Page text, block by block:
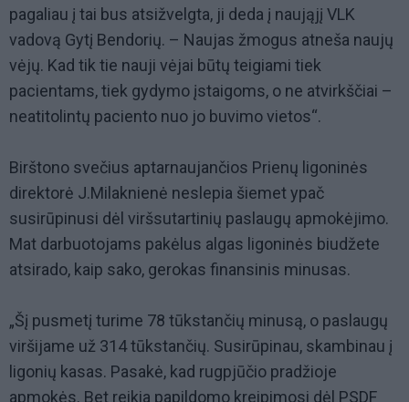
pagaliau į tai bus atsižvelgta, ji deda į naująjį VLK
vadovą Gytį Bendorių. – Naujas žmogus atneša naujų
vėjų. Kad tik tie nauji vėjai būtų teigiami tiek
pacientams, tiek gydymo įstaigoms, o ne atvirkščiai –
neatitolintų paciento nuo jo buvimo vietos“.
Birštono svečius aptarnaujančios Prienų ligoninės
direktorė J.Milaknienė neslepia šiemet ypač
susirūpinusi dėl viršsutartinių paslaugų apmokėjimo.
Mat darbuotojams pakėlus algas ligoninės biudžete
atsirado, kaip sako, gerokas finansinis minusas.
„Šį pusmetį turime 78 tūkstančių minusą, o paslaugų
viršijame už 314 tūkstančių. Susirūpinau, skambinau į
ligonių kasas. Pasakė, kad rugpjūčio pradžioje
apmokės. Bet reikia papildomo kreipimosi dėl PSDF